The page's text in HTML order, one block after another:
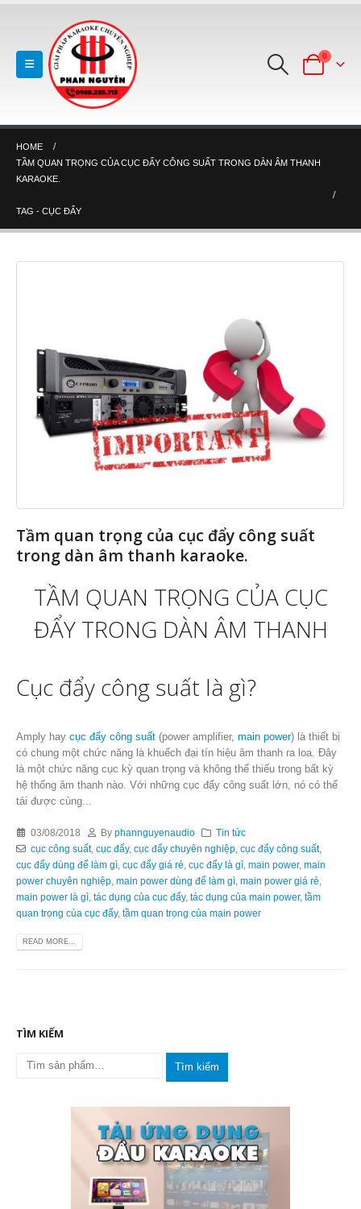
0
HOME
TẦM QUAN TRỌNG CỦA CỤC ĐẨY CÔNG SUẤT TRONG DÀN ÂM THANH
KARAOKE.
TAG - CỤC ĐẨY
Tầm quan trọng của cục đẩy công suất
trong dàn âm thanh karaoke.
TẦM QUAN TRỌNG CỦA CỤC
ĐẨY TRONG DÀN ÂM THANH
Cục đẩy công suất là gì?
Amply hay cục đẩy công suất (power amplifier, main power) là thiết bị
có chung một chức năng là khuếch đại tín hiệu âm thanh ra loa. Đây
là một chức năng cục kỳ quan trọng và không thể thiếu trong bất kỳ
hệ thống âm thanh nào. Với những cục đẩy công suất lớn, nó có thể
tải được cùng...
03/08/2018 Byphannguyenaudio
Tin tức
cục công suất, cục đẩy, cục đẩy chuyên nghiệp, cục đẩy công suất,
cục đẩy dùng để làm gì cục đẩy giá rẻ cục đẩy là gì main power, main
power chuyên nghiệp main power dùng để làm gì main power giá rẻ
main power là gì tác dụng của cục đẩy, tác dụng của main power, tầm
quan trọng của cục đẩy, tầm quan trọng của main power
READ MORE...
TÌM KIẾM
Tìm kiếm